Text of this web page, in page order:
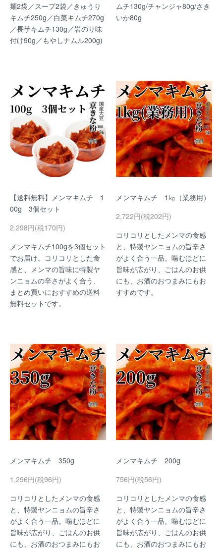
麺2袋／スープ2袋／きゅうり
キムチ250g／白菜キムチ270g
／長芋キムチ130g／岩のり味
付け90g／もやしナムル200g)
ムチ130g/チャンジャ80g/さき
いか80g
【送料無料】メンマキムチ 1
00g 3個セット
2,298円(税170円)
メンマキムチ100gを3個セット
でお届け。コリコリとした食
感と、メンマの旨味に特製ヤ
ンニョムの辛さがよく合う、
まとめ買いにおすすめの送料
無料セットです。
メンマキムチ 1㎏（業務用）
2,722円(税202円)
コリコリとしたメンマの食感
と、特製ヤンニョムの旨辛さ
がよく合う一品。噛むほどに
旨味が広がり、ごはんのお供
にも、お酒のおつまみにもお
すすめです。
メンマキムチ 350g
1,296円(税96円)
コリコリとしたメンマの食感
と、特製ヤンニョムの旨辛さ
がよく合う一品。噛むほどに
旨味が広がり、ごはんのお供
にも、お酒のおつまみにもお
メンマキムチ 200g
756円(税56円)
コリコリとしたメンマの食感
と、特製ヤンニョムの旨辛さ
がよく合う一品。噛むほどに
旨味が広がり、ごはんのお供
にも、お酒のおつまみにもお